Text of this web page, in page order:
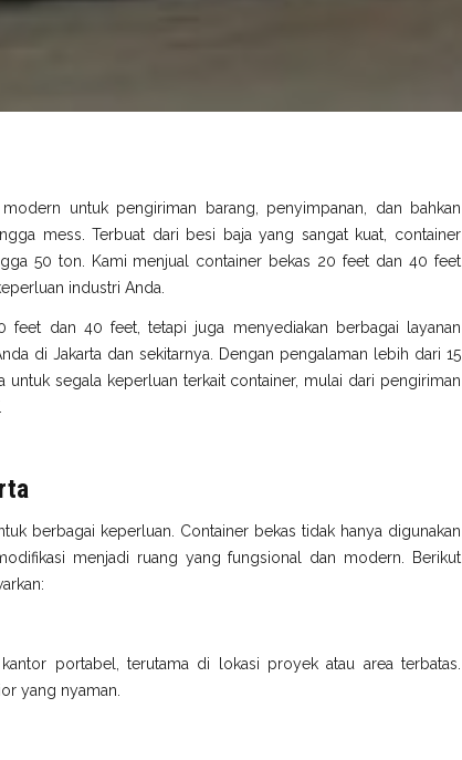
untuk pengiriman barang, penyimpanan, dan bahkan
mess. Terbuat dari besi baja yang sangat kuat, container
50 ton. Kami menjual container bekas 20 feet dan 40 feet
industri Anda.
feet dan 40 feet, tetapi juga menyediakan berbagai layanan
di Jakarta dan sekitarnya. Dengan pengalaman lebih dari 15
segala keperluan terkait container, mulai dari pengiriman
berbagai keperluan. Container bekas tidak hanya digunakan
menjadi ruang yang fungsional dan modern. Berikut
portabel, terutama di lokasi proyek atau area terbatas.
yang nyaman.